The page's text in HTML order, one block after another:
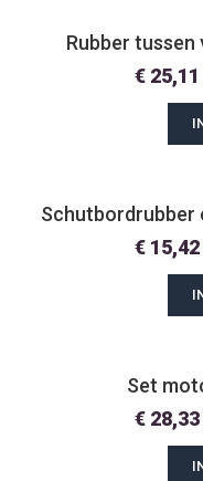
Rubber tussen
€25,11
Schutbordrubber
€15,42
Set
€28,33